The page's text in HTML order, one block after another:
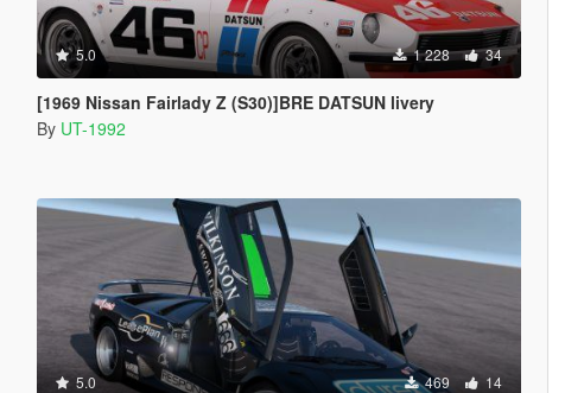
5.0 1 228 34
[1969 Nissan Fairlady Z (S30)]BRE DATSUN livery
By UT-1992
5.0 469 14